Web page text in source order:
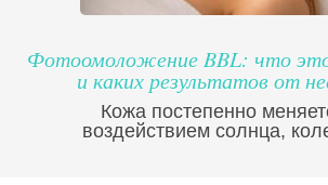
Фотоомоложение BBL: что
и каких результатов от
Кожа постепенно
воздействием солнца,